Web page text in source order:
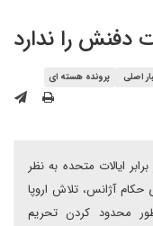
دفنش را ندارد
اصلی پرونده هسته ای
ایالات متحده به نظر
آژانس، تلاش اروپا
محدود کردن تحریم